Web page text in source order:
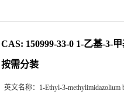
CAS: 150999-33-0 1-乙基-3-
按需分装
英文名称： 1-Ethyl-3-methylimidazolium